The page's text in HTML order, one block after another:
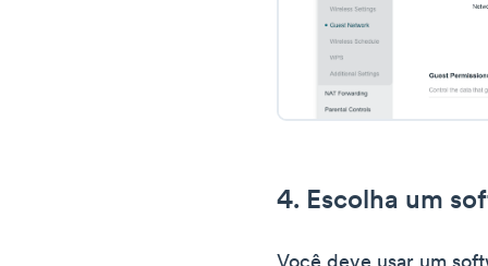
4. Escolha um